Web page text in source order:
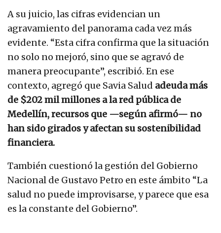
A su juicio, las cifras evidencian un
agravamiento del panorama cada vez más
evidente. “Esta cifra confirma que la situación
no solo no mejoró, sino que se agravó de
manera preocupante”, escribió. En ese
contexto, agregó que Savia Salud adeuda más
de $202 mil millones a la red pública de
Medellín, recursos que —según afirmó— no
han sido girados y afectan su sostenibilidad
financiera.
También cuestionó la gestión del Gobierno
Nacional de Gustavo Petro en este ámbito “La
salud no puede improvisarse, y parece que esa
es la constante del Gobierno”.